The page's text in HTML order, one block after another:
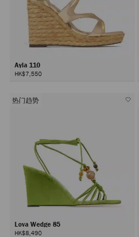
Ayla 110
HK$7,550
热门趋势
Lova Wedge 85
HK$8,490